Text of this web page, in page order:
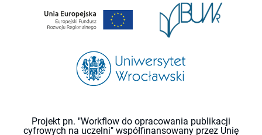
Projekt pn. "Workflow do opracowania publikacji
cyfrowych na uczelni" współfinansowany przez Unię